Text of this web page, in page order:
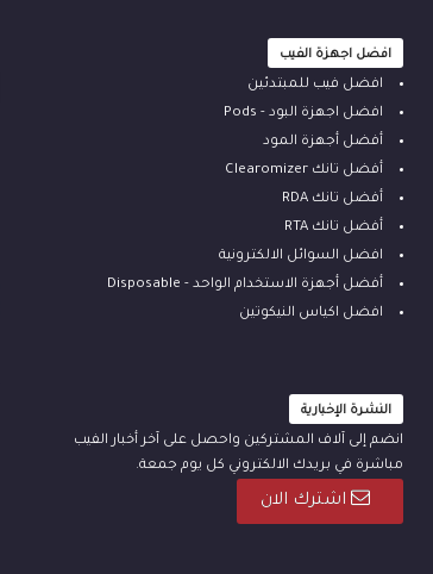
افضل اجهزة الفيب
افضل فيب للمبتدئين
افضل اجهزة البود - Pods
أفضل أجهزة المود
أفضل تانك Clearomizer
أفضل تانك RDA
أفضل تانك RTA
افضل السوائل الالكترونية
أفضل أجهزة الاستخدام الواحد - Disposable
افضل اكياس النيكوتين
النشرة الإخبارية
انضم إلى آلاف المشتركين واحصل على آخر أخبار الفيب
مباشرة في بريدك الالكتروني كل يوم جمعة.
اشترك الان